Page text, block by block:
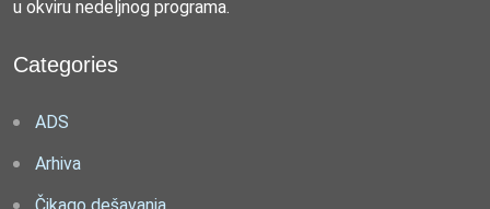
u okviru nedeljnog programa.
Categories
ADS
Arhiva